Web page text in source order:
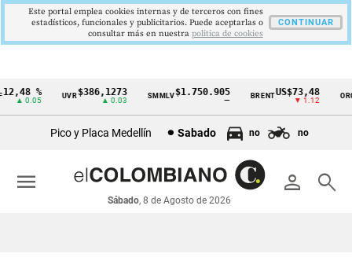
Cintillo
económicos
Colombia
%
▲ 0.05
UVR$386,1273
▲ 0.03
SMMLV$1.750.905 BRENTUS$73,48
▼ 1.12
ORO
Pico y Placa Medellín Sabado no no
person search
Sábado, 8 de Agosto de 2026
menu
Este portal emplea cookies internas y de terceros con fines
estadísticos, funcionales y publicitarios. Puede aceptarlas o
consultar más en nuestra politica de cookies
CONTINUAR